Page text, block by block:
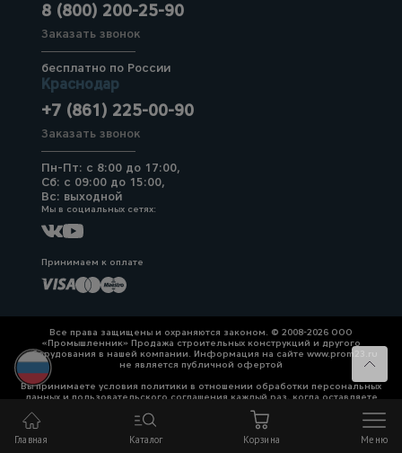
8 (800) 200-25-90
Заказать звонок
бесплатно по России
Краснодар
+7 (861) 225-00-90
Заказать звонок
Пн-Пт: с 8:00 до 17:00,
Сб: с 09:00 до 15:00,
Вс: выходной
Мы в социальных сетях:
Принимаем к оплате
Все права защищены и охраняются законом. © 2008-2026 ООО
«Промышленник» Продажа строительных конструкций и другого
оборудования в нашей компании. Информация на сайте www.prom23.ru
не является публичной офертой
Вы принимаете условия политики в отношении обработки персональных
данных и пользовательского соглашения каждый раз, когда оставляете
свои данные в любой форме обратной связи на сайте prom23.ru и его
Политика конфиденциальности
Главная Каталог Корзина Меню